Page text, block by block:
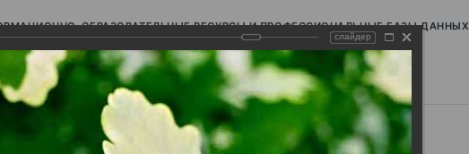
ОБРАЗОВАТЕЛЬНЫЕ РЕСУРСЫ И ПРОФЕССИОНАЛЬНЫЕ БАЗЫ ДАННЫХ
слайдер